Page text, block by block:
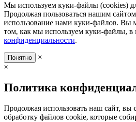
Мы используем куки-файлы (cookies)
Продолжая пользоваться нашим
использование нами куки-файлов. Вы
том, как мы используем куки-файлы, в
конфиденциальности.
Понятно
×
×
Политика
Продолжая использовать наш сайт, вы
обработку файлов cookie, которые